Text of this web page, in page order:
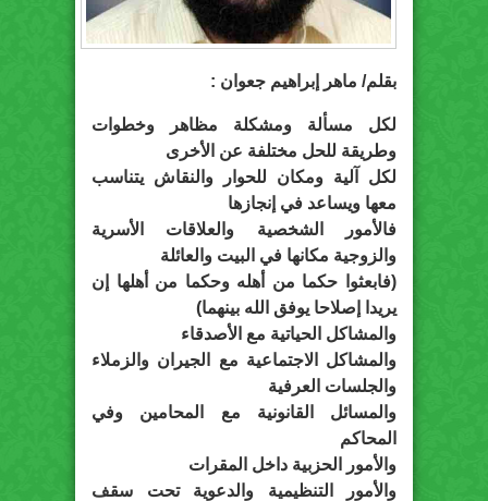
بقلم/ ماهر إبراهيم جعوان :
لكل مسألة ومشكلة مظاهر وخطوات
وطريقة للحل مختلفة عن الأخرى
لكل آلية ومكان للحوار والنقاش يتناسب
معها ويساعد في إنجازها
فالأمور الشخصية والعلاقات الأسرية
والزوجية مكانها في البيت والعائلة
(فابعثوا حكما من أهله وحكما من أهلها إن
يريدا إصلاحا يوفق الله بينهما)
والمشاكل الحياتية مع الأصدقاء
والمشاكل الاجتماعية مع الجيران والزملاء
والجلسات العرفية
والمسائل القانونية مع المحامين وفي
المحاكم
والأمور الحزبية داخل المقرات
والأمور التنظيمية والدعوية تحت سقف